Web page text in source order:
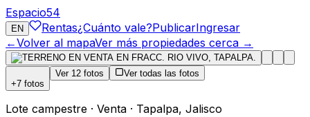
Espacio54
EN Rentas¿Cuánto vale?PublicarIngresar
←Volver al mapaVer más propiedades cerca →
+7 fotos
Ver 12 fotos Ver todas las fotos
Lote campestre · Venta · Tapalpa, Jalisco